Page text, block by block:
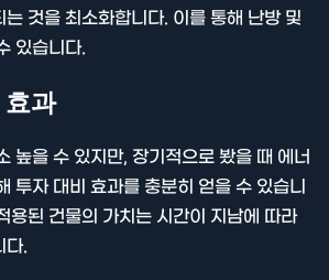
것을 최소화합니다. 이를 통해 난방 및
있습니다.
과
높을 수 있지만, 장기적으로 봤을 때 에너
투자 대비 효과를 충분히 얻을 수 있습니
용된 건물의 가치는 시간이 지남에 따라
다.